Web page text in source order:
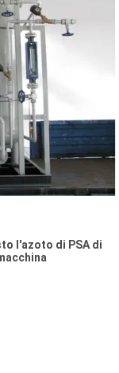
l'azoto di PSA di